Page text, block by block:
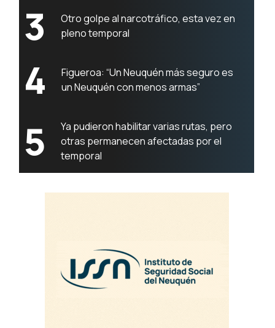
3
Otro golpe al narcotráfico, esta vez en
pleno temporal
4
Figueroa: “Un Neuquén más seguro es
un Neuquén con menos armas”
5
Ya pudieron habilitar varias rutas, pero
otras permanecen afectadas por el
temporal